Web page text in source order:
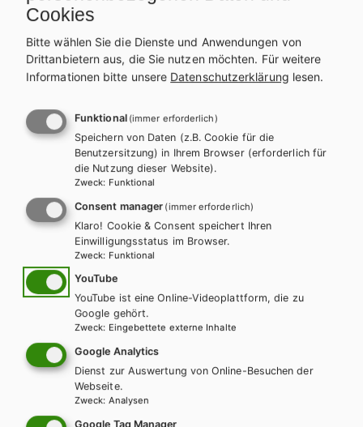
Klasse
Lehrbuch + E-Book
Lehrbuch E-Book Solo
Übungsbuch + E-Book
Übungsbuch E-Book Solo
Zusatzheft
LEGE ET INTELLEGE (LP 2018)
Cookies
Bitte wählen Sie die Dienste und Anwendungen von
Drittanbietern aus, die Sie nutzen möchten. Für weitere
Informationen bitte unsere Datenschutzerklärung lesen.
Funktional (immer erforderlich)
Speichern von Daten (z.B. Cookie für die
Benutzersitzung) in Ihrem Browser (erforderlich für
die Nutzung dieser Website).
Zweck: Funktional
Consent manager (immer erforderlich)
Klaro! Cookie & Consent speichert Ihren
Einwilligungsstatus im Browser.
Zweck: Funktional
YouTube
YouTube ist eine Online-Videoplattform, die zu
Google gehört.
Zweck: Eingebettete externe Inhalte
Google Analytics
Dienst zur Auswertung von Online-Besuchen der
Webseite.
Zweck: Analysen
Google Tag Manager